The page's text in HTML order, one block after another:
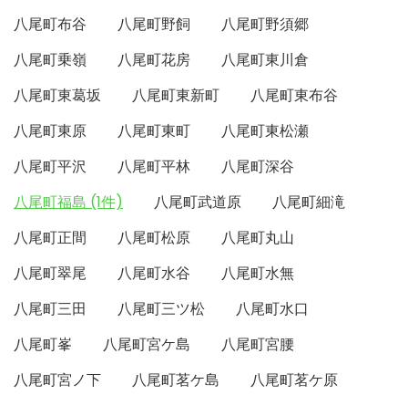
八尾町布谷
八尾町野飼
八尾町野須郷
八尾町乗嶺
八尾町花房
八尾町東川倉
八尾町東葛坂
八尾町東新町
八尾町東布谷
八尾町東原
八尾町東町
八尾町東松瀬
八尾町平沢
八尾町平林
八尾町深谷
八尾町福島 (1件)
八尾町武道原
八尾町細滝
八尾町正間
八尾町松原
八尾町丸山
八尾町翠尾
八尾町水谷
八尾町水無
八尾町三田
八尾町三ツ松
八尾町水口
八尾町峯
八尾町宮ケ島
八尾町宮腰
八尾町宮ノ下
八尾町茗ケ島
八尾町茗ケ原